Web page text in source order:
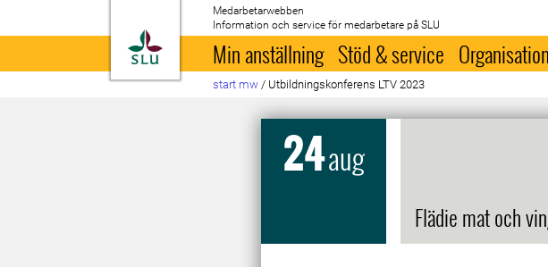
Till startsida
Medarbetarwebben
Information och service för medarbetare på SLU
Min anställning Stöd & service
start mw / Utbildningskonferens LTV 2023
24aug
Flädie mat och